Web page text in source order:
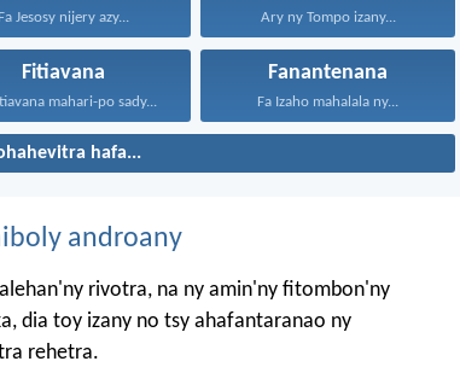
Fa Jesosy nijery azy... Ary ny Tompo izany...
Fitiavana
mahari-po sady...
Fanantenana
Fa Izaho mahalala ny...
hafa...
androany
rivotra, na ny amin'ny fitombon'ny
dia toy izany no tsy ahafantaranao ny
rehetra.